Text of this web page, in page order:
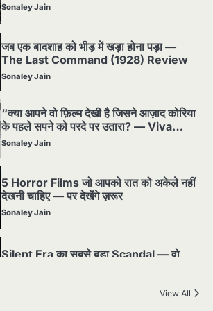
Sonaley Jain
“क्या आपने वो फ़िल्म देखी है जिसने आज़ाद कोरिया
के पहले सपने को परदे पर उतारा? — Viva
Freedom! (1946) रिव्यू”
Sonaley Jain
5 Horror Films जो आपको रात को अकेले नहीं
देखनी चाहिए — पर देखेंगे ज़रूर
Sonaley Jain
Silent Era का सबसे बड़ा Scandal — वो
घटना जिसने Hollywood को हिला दिया
Sonaley Jain
पसीने और खून से लिखी गई मूक सिनेमा की कहानी:
शुरुआती दौर की खतरनाक हकीकत
View All